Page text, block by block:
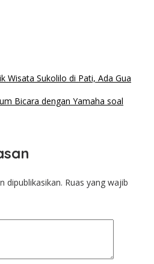
Wisata Sukolilo di Pati, Ada Gua
Bicara dengan Yamaha soal
dipublikasikan. Ruas yang wajib